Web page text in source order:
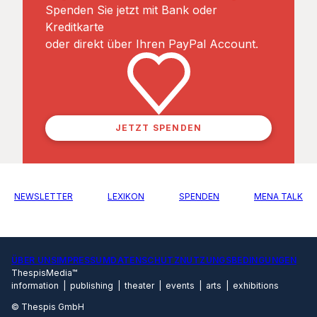
Spenden Sie jetzt mit Bank oder
Kreditkarte
oder direkt über Ihren PayPal Account.
JETZT SPENDEN
NEWSLETTER LEXIKON SPENDEN MENA TALK
ÜBER UNSIMPRESSUMDATENSCHUTZNUTZUNGSBEDINGUNGEN
ThespisMedia™
information | publishing | theater | events | arts | exhibitions
© Thespis GmbH